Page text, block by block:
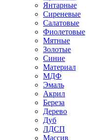
Янтарные
Сиреневые
Салатовые
Фиолетовые
Мятные
Золотые
Синие
Материал
МДФ
Эмаль
Акрил
Береза
Дерево
Дуб
ЛДСП
Массив